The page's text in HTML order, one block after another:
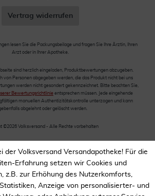
Vertrag widerrufen
lesen Sie die Packungsbeilage und fragen Sie Ihre Ärztin, Ihren
Arzt oder in Ihrer Apotheke.
sind herzlich eingeladen, Produktbewertungen abzugeben.
von Personen abgegeben werden, die das Produkt nicht bei uns
werden nicht gesondert gekennzeichnet. Bitte beachten Sie,
Bewertungsrichtlinie entsprechen müssen. Jede eingehende
manuellen Authentizitätskontrolle unterzogen und kann
abgelehnt oder gelöscht werden.
©2026 Volksversand - Alle Rechte vorbehalten
Volksversand Versandapotheke! Für die
Erfahrung setzen wir Cookies und
z.B. zur Erhöhung des Nutzerkomforts,
Anzeige von personalisierter- und